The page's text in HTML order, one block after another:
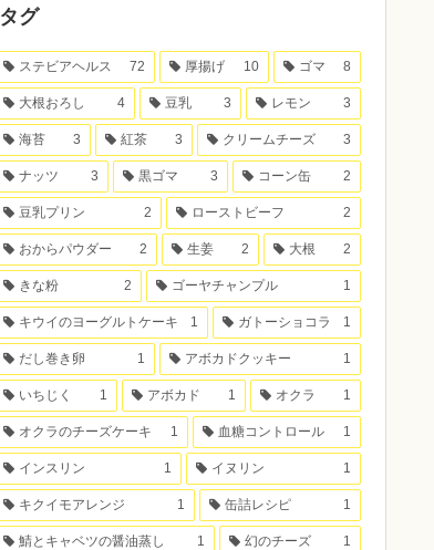
タグ
ステビアヘルス 72 厚揚げ 10 ゴマ 8
大根おろし 4 豆乳 3 レモン 3
海苔 3 紅茶 3 クリームチーズ 3
ナッツ 3 黒ゴマ 3 コーン缶 2
豆乳プリン 2 ローストビーフ 2
おからパウダー 2 生姜 2 大根 2
きな粉 2 ゴーヤチャンプル 1
キウイのヨーグルトケーキ 1 ガトーショコラ 1
だし巻き卵 1 アボカドクッキー 1
いちじく 1 アボカド 1 オクラ 1
オクラのチーズケーキ 1 血糖コントロール 1
インスリン 1 イヌリン 1
キクイモアレンジ 1 缶詰レシピ 1
鯖とキャベツの醤油蒸し 1 幻のチーズ 1